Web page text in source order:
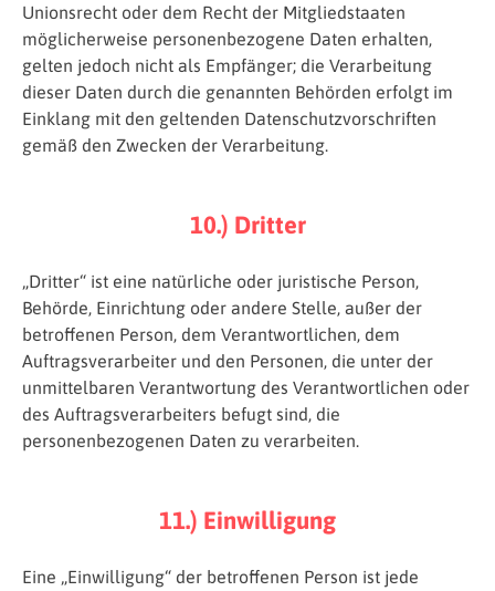
Unionsrecht oder dem Recht der Mitgliedstaaten
möglicherweise personenbezogene Daten erhalten,
gelten jedoch nicht als Empfänger; die Verarbeitung
dieser Daten durch die genannten Behörden erfolgt im
Einklang mit den geltenden Datenschutzvorschriften
gemäß den Zwecken der Verarbeitung.
10.) Dritter
„Dritter“ ist eine natürliche oder juristische Person,
Behörde, Einrichtung oder andere Stelle, außer der
betroffenen Person, dem Verantwortlichen, dem
Auftragsverarbeiter und den Personen, die unter der
unmittelbaren Verantwortung des Verantwortlichen oder
des Auftragsverarbeiters befugt sind, die
personenbezogenen Daten zu verarbeiten.
11.) Einwilligung
Eine „Einwilligung“ der betroffenen Person ist jede